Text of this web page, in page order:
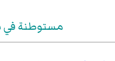
مستوطنة في